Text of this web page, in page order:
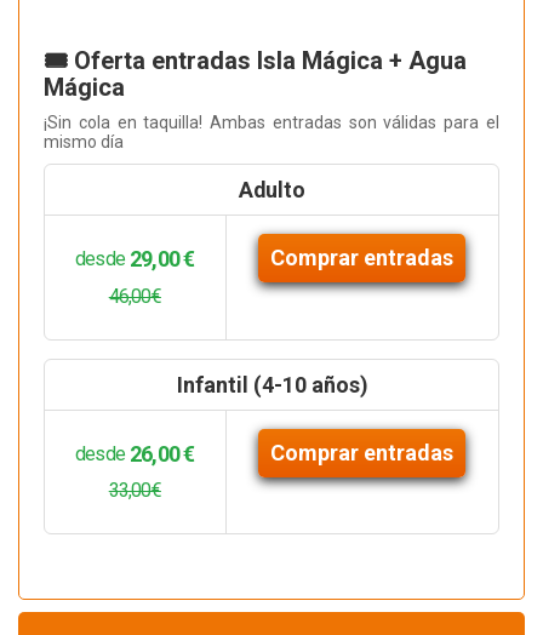
🎟️ Oferta entradas Isla Mágica + Agua
Mágica
¡Sin cola en taquilla! Ambas entradas son válidas para el
mismo día
Adulto
desde 29,00 €
46,00€
Comprar entradas
Infantil (4-10 años)
desde 26,00 €
33,00€
Comprar entradas